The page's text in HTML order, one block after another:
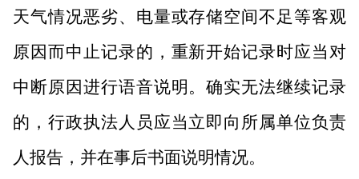
天气情况恶劣、电量或存储空间不足等客观
原因而中止记录的，重新开始记录时应当对
中断原因进行语音说明。确实无法继续记录
的，行政执法人员应当立即向所属单位负责
人报告，并在事后书面说明情况。